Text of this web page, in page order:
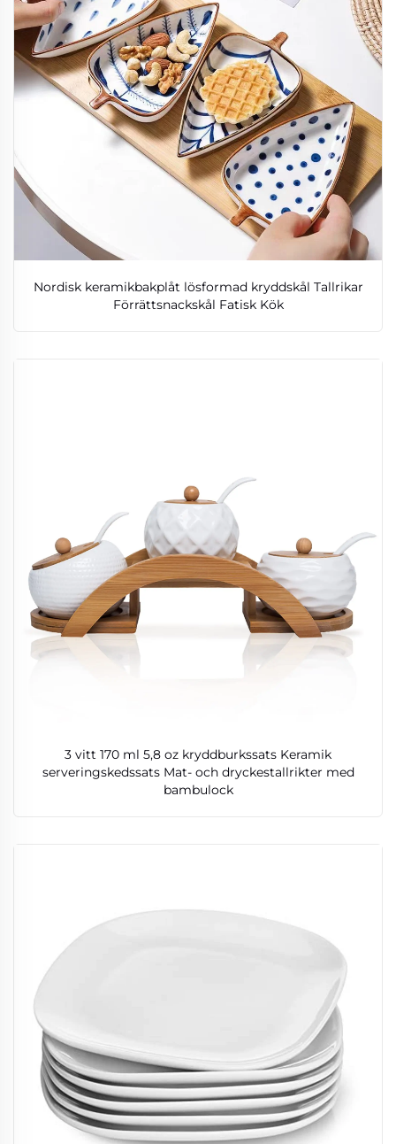
Nordisk keramikbakplåt lösformad kryddskål Tallrikar
Förrättsnackskål Fatisk Kök
3 vitt 170 ml 5,8 oz kryddburkssats Keramik
serveringskedssats Mat- och dryckestallrikter med
bambulock